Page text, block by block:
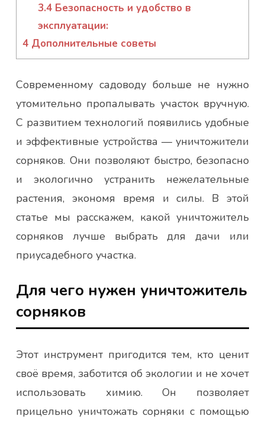
3.4Безопасность и удобство в
эксплуатации:
4 Дополнительные советы
Современному садоводу больше не нужно
утомительно пропалывать участок вручную.
С развитием технологий появились удобные
и эффективные устройства — уничтожители
сорняков. Они позволяют быстро, безопасно
и экологично устранить нежелательные
растения, экономя время и силы. В этой
статье мы расскажем, какой уничтожитель
сорняков лучше выбрать для дачи или
приусадебного участка.
Для чего нужен уничтожитель
сорняков
Этот инструмент пригодится тем, кто ценит
своё время, заботится об экологии и не хочет
использовать химию. Он позволяет
прицельно уничтожать сорняки с помощью